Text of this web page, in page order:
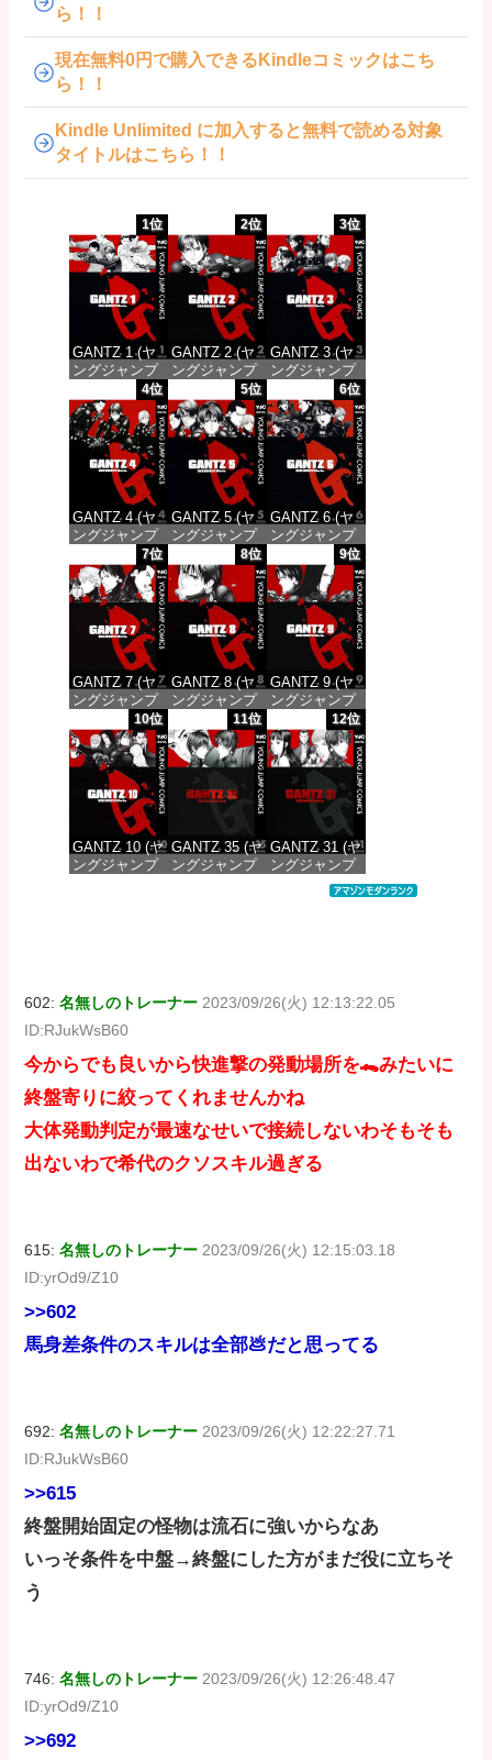
ら！！
現在無料0円で購入できるKindleコミックはこち
ら！！
Kindle Unlimited に加入すると無料で読める対象
タイトルはこちら！！
1位
GANTZ 1 (ヤ
ングジャンプ
コミックス
DIGITAL)
価格：¥100
2位
GANTZ 2 (ヤ
ングジャンプ
コミックス
DIGITAL)
価格：¥100
3位
GANTZ 3 (ヤ
ングジャンプ
コミックス
DIGITAL)
価格：¥100
4位
GANTZ 4 (ヤ
ングジャンプ
コミックス
DIGITAL)
価格：¥100
5位
GANTZ 5 (ヤ
ングジャンプ
コミックス
DIGITAL)
価格：¥100
6位
GANTZ 6 (ヤ
ングジャンプ
コミックス
DIGITAL)
価格：¥100
7位
GANTZ 7 (ヤ
ングジャンプ
コミックス
DIGITAL)
価格：¥100
8位
GANTZ 8 (ヤ
ングジャンプ
コミックス
DIGITAL)
価格：¥100
9位
GANTZ 9 (ヤ
ングジャンプ
コミックス
DIGITAL)
価格：¥100
10位
GANTZ 10 (ヤ
ングジャンプ
11位
GANTZ 35 (ヤ
ングジャンプ
12位
GANTZ 31 (ヤ
ングジャンプ
コミックス
602:名無しのトレーナー 2023/09/26(火) 12:13:22.05
ID:RJukWsB60
今からでも良いから快進撃の発動場所を🐊みたいに
終盤寄りに絞ってくれませんかね
大体発動判定が最速なせいで接続しないわそもそも
出ないわで希代のクソスキル過ぎる
615:名無しのトレーナー 2023/09/26(火) 12:15:03.18
ID:yrOd9/Z10
>>602
馬身差条件のスキルは全部💩だと思ってる
692:名無しのトレーナー 2023/09/26(火) 12:22:27.71
ID:RJukWsB60
>>615
終盤開始固定の怪物は流石に強いからなあ
いっそ条件を中盤→終盤にした方がまだ役に立ちそ
う
746:名無しのトレーナー 2023/09/26(火) 12:26:48.47
ID:yrOd9/Z10
>>692